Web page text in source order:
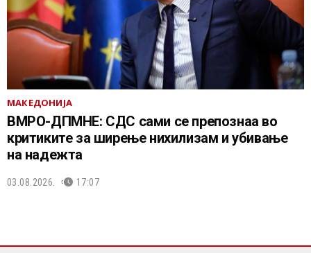
МАКЕДОНИЈА
ВМРО-ДПМНЕ: СДС сами се препознаа во
критиките за ширење нихилизам и убивање
на надежта
03.08.2026. 17:07